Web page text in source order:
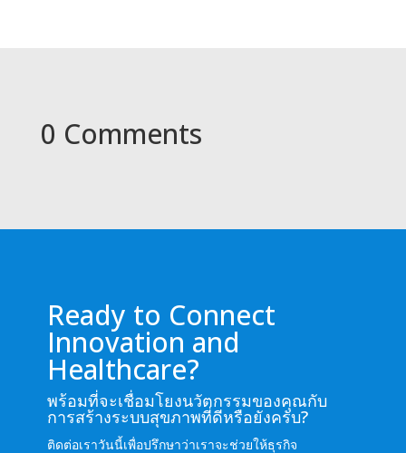
0 Comments
Ready to Connect
Innovation and
Healthcare?
พร้อมที่จะเชื่อมโยงนวัตกรรมของคุณกับ
การสร้างระบบสุขภาพที่ดีหรือยังครับ?
ติดต่อเราวันนี้เพื่อปรึกษาว่าเราจะช่วยให้ธุรกิจ